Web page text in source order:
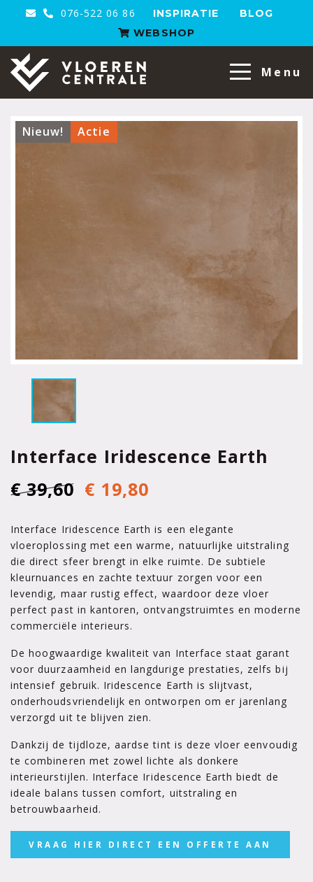
076-522 06 86 INSPIRATIE
BLOG
WEBSHOP
VloerenCentrale
Menu
Nieuw! Actie
Interface Iridescence Earth
€ 39,60 € 19,80
Interface Iridescence Earth is een elegante
vloeroplossing met een warme, natuurlijke uitstraling
die direct sfeer brengt in elke ruimte. De subtiele
kleurnuances en zachte textuur zorgen voor een
levendig, maar rustig effect, waardoor deze vloer
perfect past in kantoren, ontvangstruimtes en moderne
commerciële interieurs.
De hoogwaardige kwaliteit van Interface staat garant
voor duurzaamheid en langdurige prestaties, zelfs bij
intensief gebruik. Iridescence Earth is slijtvast,
onderhoudsvriendelijk en ontworpen om er jarenlang
verzorgd uit te blijven zien.
Dankzij de tijdloze, aardse tint is deze vloer eenvoudig
te combineren met zowel lichte als donkere
interieurstijlen. Interface Iridescence Earth biedt de
ideale balans tussen comfort, uitstraling en
betrouwbaarheid.
VRAAG HIER DIRECT EEN OFFERTE AAN